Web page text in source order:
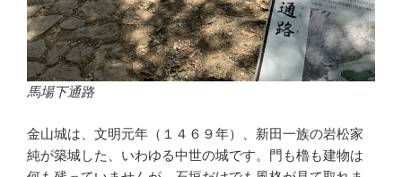
馬場下通路
金山城は、文明元年（１４６９年）、新田一族の岩松家
純が築城した、いわゆる中世の城です。門も櫓も建物は